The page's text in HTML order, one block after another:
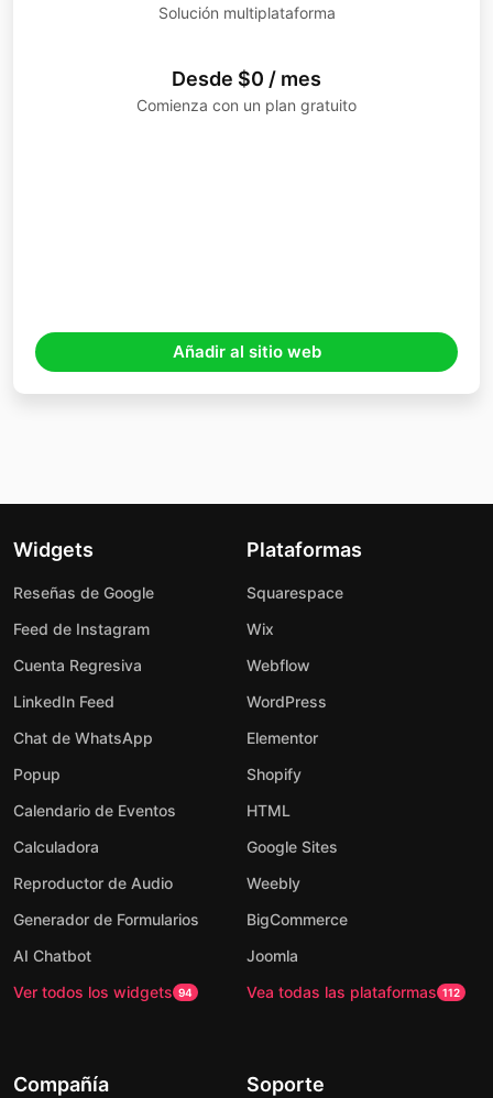
Solución multiplataforma
Desde $0 / mes
Comienza con un plan gratuito
Añadir al sitio web
Widgets
Reseñas de Google
Feed de Instagram
Cuenta Regresiva
LinkedIn Feed
Chat de WhatsApp
Popup
Calendario de Eventos
Calculadora
Reproductor de Audio
Generador de Formularios
AI Chatbot
Ver todos los widgets 94
Plataformas
Squarespace
Wix
Webflow
WordPress
Elementor
Shopify
HTML
Google Sites
Weebly
BigCommerce
Joomla
Vea todas las plataformas 112
Compañía Soporte